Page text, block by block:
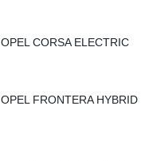
OPEL CORSA ELECTRIC
OPEL FRONTERA HYBRID